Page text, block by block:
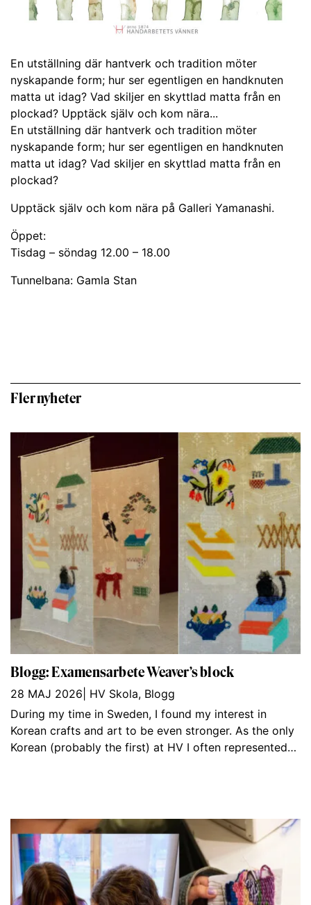
En utställning där hantverk och tradition möter
nyskapande form; hur ser egentligen en handknuten
matta ut idag? Vad skiljer en skyttlad matta från en
plockad? Upptäck själv och kom nära...
En utställning där hantverk och tradition möter
nyskapande form; hur ser egentligen en handknuten
matta ut idag? Vad skiljer en skyttlad matta från en
plockad?
Upptäck själv och kom nära på Galleri Yamanashi.
Öppet:
Tisdag – söndag 12.00 – 18.00
Tunnelbana: Gamla Stan
Fler nyheter
Blogg: Examensarbete Weaver’s block
28 MAJ 2026 HV Skola, Blogg
During my time in Sweden, I found my interest in
Korean crafts and art to be even stronger. As the only
Korean (probably the first) at HV I often represented…